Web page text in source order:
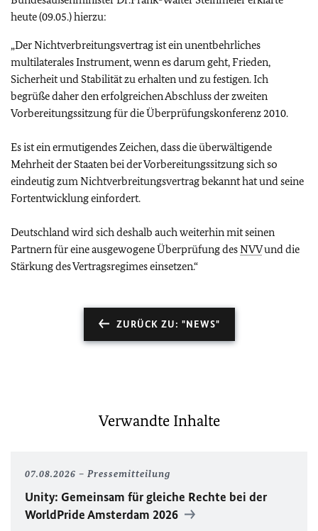
heute (09.05.) hierzu:
„Der Nichtverbreitungsvertrag ist ein unentbehrliches
multilaterales Instrument, wenn es darum geht, Frieden,
Sicherheit und Stabilität zu erhalten und zu festigen. Ich
begrüße daher den erfolgreichen Abschluss der zweiten
Vorbereitungssitzung für die Überprüfungskonferenz 2010.
Es ist ein ermutigendes Zeichen, dass die überwältigende
Mehrheit der Staaten bei der Vorbereitungssitzung sich so
eindeutig zum Nichtverbreitungsvertrag bekannt hat und seine
Fortentwicklung einfordert.
Deutschland wird sich deshalb auch weiterhin mit seinen
Partnern für eine ausgewogene Überprüfung desNVVund die
Stärkung des Vertragsregimes einsetzen.“
ZURÜCK ZU: "NEWS"
Verwandte Inhalte
07.08.2026 Pressemitteilung
Unity: Gemeinsam für gleiche Rechte bei der
WorldPrideAmsterdam 2026